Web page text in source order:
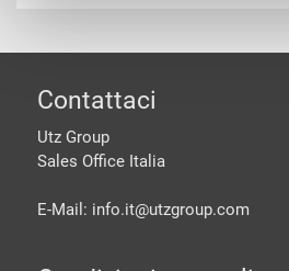
piè di pagine
Contattaci
Utz Group
Sales Office Italia
E-Mail: info.it@utzgroup.com